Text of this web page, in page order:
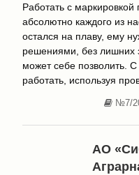
Работать с маркировкой
абсолютно каждого из
остался на плаву, ему
решениями, без лишних
может себе позволить.
работать, используя
№7/
АО